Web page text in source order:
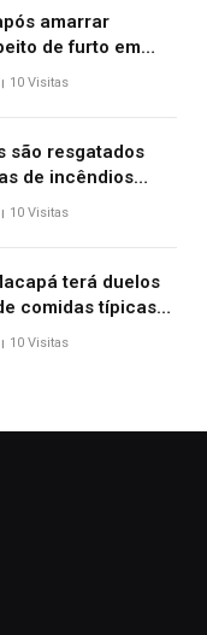
amarrar
de furto em
agredi-lo
10 Visitas
são resgatados
de incêndios
10 Visitas
terá duelos
comidas típicas
10 Visitas